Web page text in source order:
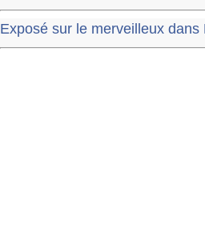
Exposé sur le merveilleux